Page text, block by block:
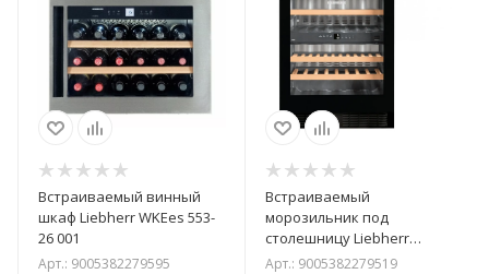
Встраиваемый винный
шкаф Liebherr WKEes 553-
26 001
Арт.: 9005382279595
Встраиваемый
морозильник под
столешницу Liebherr
UWTgb 1682-26 001
Арт.: 9005382279519